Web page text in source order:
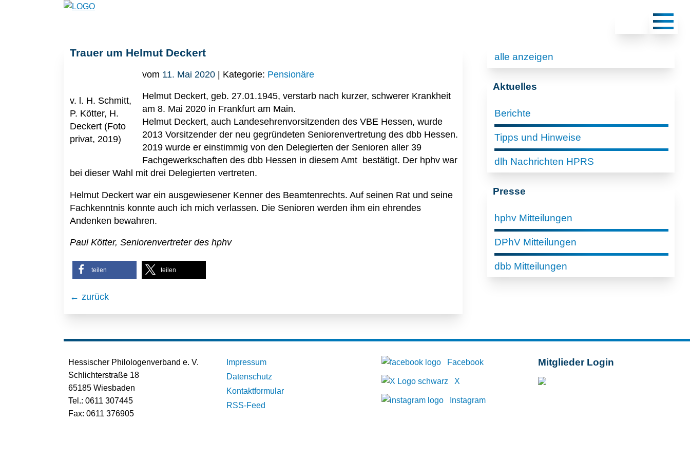
Trauer um Helmut Deckert
vom 11. Mai 2020| Kategorie: Pensionäre
v. l. H. Schmitt,
P. Kötter, H.
Deckert (Foto
privat, 2019)
Helmut Deckert, geb. 27.01.1945, verstarb nach kurzer, schwerer Krankheit
am 8. Mai 2020 in Frankfurt am Main.
Helmut Deckert, auch Landesehrenvorsitzenden des VBE Hessen, wurde
2013 Vorsitzender der neu gegründeten Seniorenvertretung des dbb Hessen.
2019 wurde er einstimmig von den Delegierten der Senioren aller 39
Fachgewerkschaften des dbb Hessen in diesem Amt bestätigt. Der hphv war
bei dieser Wahl mit drei Delegierten vertreten.
Helmut Deckert war ein ausgewiesener Kenner des Beamtenrechts. Auf seinen Rat und seine
Fachkenntnis konnte auch ich mich verlassen. Die Senioren werden ihm ein ehrendes
Andenken bewahren.
Paul Kötter, Seniorenvertreter des hphv
teilen teilen
← zurück
alle anzeigen
Aktuelles
Berichte
Tipps und Hinweise
dlh Nachrichten HPRS
Presse
hphv Mitteilungen
DPhV Mitteilungen
dbb Mitteilungen
Hessischer Philologenverband e. V.
Schlichterstraße 18
65185 Wiesbaden
Tel.: 0611 307445
Fax: 0611 376905
Impressum
Datenschutz
Kontaktformular
RSS-Feed
Facebook
X
Instagram
Mitglieder Login